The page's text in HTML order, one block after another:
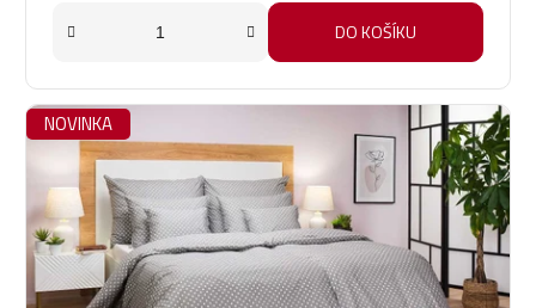
DO KOŠÍKU
NOVINKA